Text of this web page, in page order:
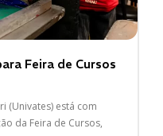
Feira de Cursos
(Univates) está com
da Feira de Cursos,